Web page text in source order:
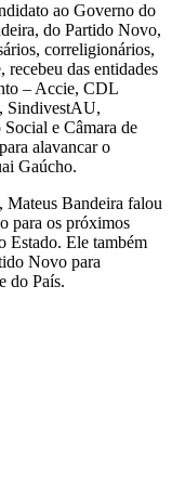
ao Governo do
do Partido Novo,
correligionários,
das entidades
– Accie, CDL
SindivestAU,
e Câmara de
alavancar o
Gaúcho.
Mateus Bandeira falou
para os próximos
Estado. Ele também
Novo para
do País.